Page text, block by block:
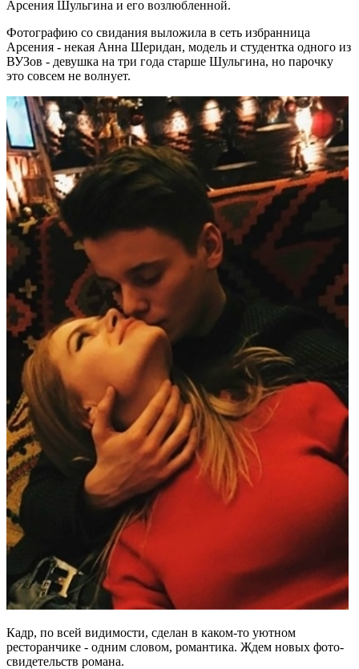
Арсения Шульгина и его возлюбленной.
Фотографию со свидания выложила в сеть избранница
Арсения - некая Анна Шеридан, модель и студентка одного из
ВУЗов - девушка на три года старше Шульгина, но парочку
это совсем не волнует.
Кадр, по всей видимости, сделан в каком-то уютном
ресторанчике - одним словом, романтика. Ждем новых фото-
свидетельств романа.